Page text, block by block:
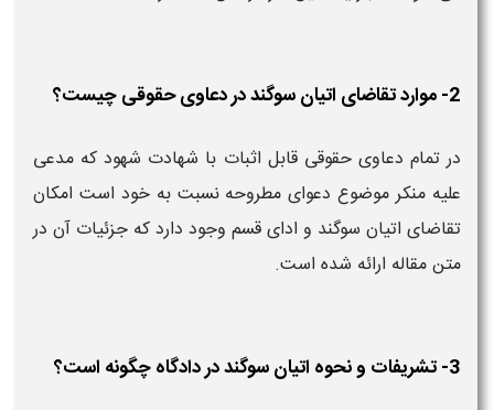
2- موارد تقاضای اتیان سوگند در دعاوی حقوقی چیست؟
در تمام دعاوی حقوقی قابل اثبات با شهادت شهود که مدعی
علیه منکر موضوع دعوای مطروحه نسبت به خود است امکان
تقاضای اتیان سوگند و ادای قسم وجود دارد که جزئیات آن در
متن مقاله ارائه شده است.
3- تشریفات و نحوه اتیان سوگند در دادگاه چگونه است؟